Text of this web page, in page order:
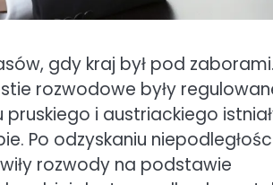
gdy kraj był pod
rozwodowe były
i austriackiego
Po odzyskaniu
rozwody na podstawie